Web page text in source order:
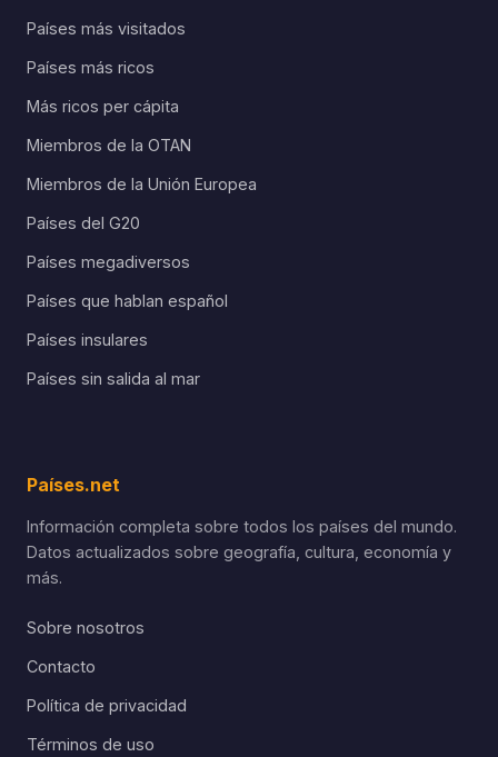
Países más visitados
Países más ricos
Más ricos per cápita
Miembros de la OTAN
Miembros de la Unión Europea
Países del G20
Países megadiversos
Países que hablan español
Países insulares
Países sin salida al mar
Países.net
Información completa sobre todos los países del mundo.
Datos actualizados sobre geografía, cultura, economía y
más.
Sobre nosotros
Contacto
Política de privacidad
Términos de uso